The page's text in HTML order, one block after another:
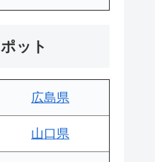
ット
広島県
山口県